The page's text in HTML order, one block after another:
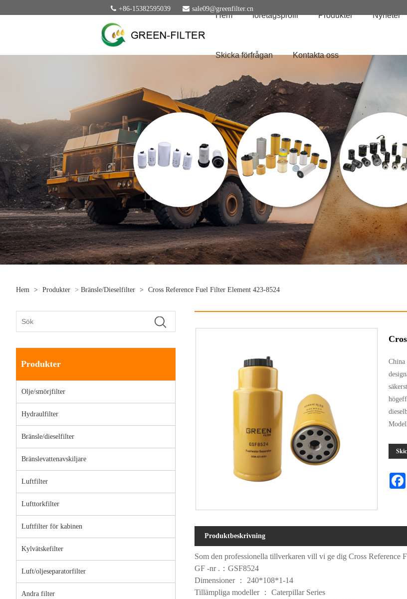
+86-15382595039 sale09@greenfilter.cn
Hem företagsprofil Produkter Nyheter
Skicka förfrågan Kontakta oss
Hem > Produkter > Bränsle/dieselfilter > Cross Reference Fuel Filter Element 423-8524
Produkter
Olje/smörjfilter
Hydraulfilter
Bränsle/dieselfilter
Bränslevattenavskiljare
Luftfilter
Lufttorkfilter
Luftfilter för kabinen
Kylvätskefilter
Luft/oljeseparatorfilter
Andra filter
China
Produktbeskrivning
Som den professionella tillverkaren vill vi ge dig Cross Reference
GF -nr .：GSF8524
Dimensioner ： 240*108*1-14
Tillämpliga modeller ： Caterpillar Series